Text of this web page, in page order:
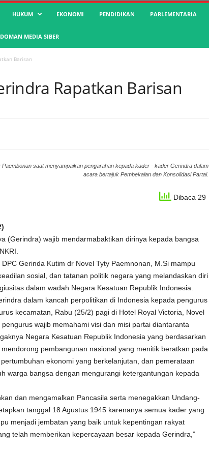
HUKUM EKONOMI PENDIDIKAN PARLEMENTARIA
MEDIA SIBER
Barisan
Rapatkan Barisan
saat menyampaikan pengarahan kepada kader - kader Gerindra dalam
acara bertajuk Pembekalan dan Konsolidasi Partai.
Dibaca 29
(Gerindra) wajib mendarmabaktikan dirinya kepada bangsa
Gerinda Kutim dr Novel Tyty Paemnonan, M.Si mampu
sosial, dan tatanan politik negara yang melandaskan diri
dalam wadah Negara Kesatuan Republik Indonesia.
dalam kancah perpolitikan di Indonesia kepada pengurus
kecamatan, Rabu (25/2) pagi di Hotel Royal Victoria, Novel
wajib memahami visi dan misi partai diantaranta
Negara Kesatuan Republik Indonesia yang berdasarkan
pembangunan nasional yang menitik beratkan pada
ekonomi yang berkelanjutan, dan pemerataan
warga bangsa dengan mengurangi ketergantungan kepada
dan mengamalkan Pancasila serta menegakkan Undang-
tanggal 18 Agustus 1945 karenanya semua kader yang
menjadi jembatan yang baik untuk kepentingan rakyat
telah memberikan kepercayaan besar kepada Gerindra,”